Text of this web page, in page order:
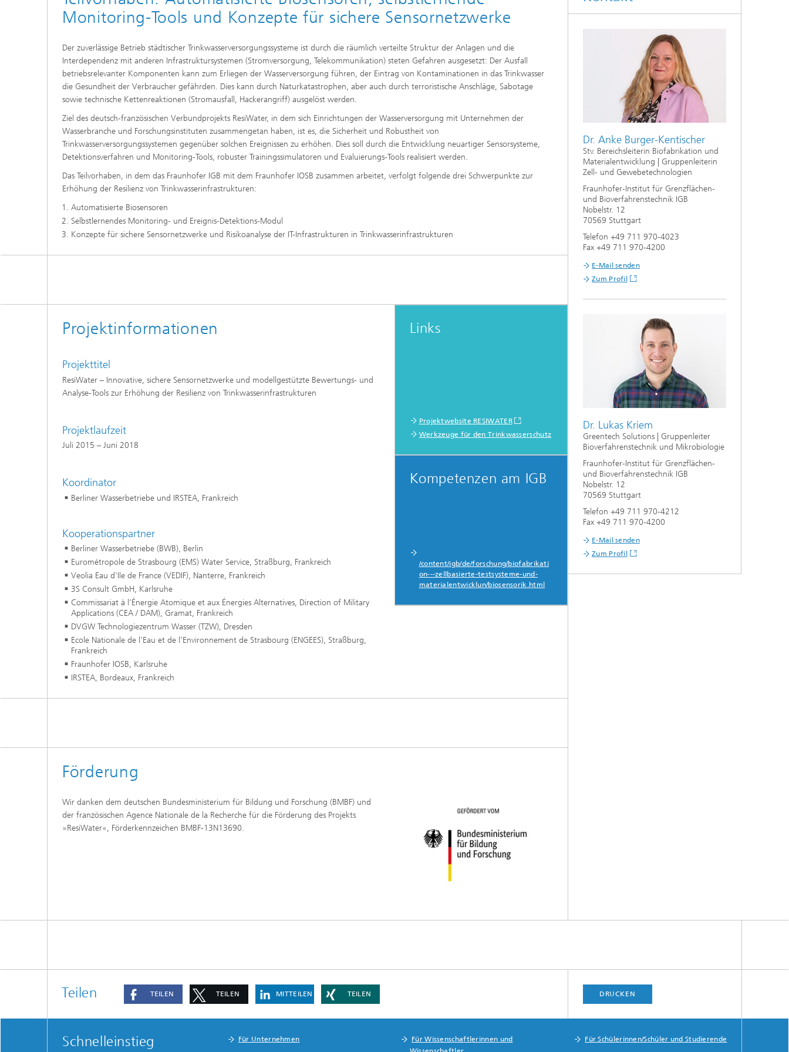
Beschichtungen und
Beschichtungstechnologien
Verfahren
Zellbasierte 2D-Assays für
Screening
Dreidimensionale (3D) Hautmodelle
als In-vitro-Testsysteme
Organoide und Sphäroide
Produktionszelllinien
Immunrezeptoren und
Trocknung mit überhitztem Dampf
Gewinnung von Biogas durch
Hochlastfaulung von Klärschlamm,
Gülle und organischen Reststoffen
Rückgewinnung von Nährstoffen aus
Reststoffströmen zur Herstellung
Biofilme und Hygiene
Biobasierte Polymere und Additive
Zukunftsmaterialien
Mikrobielle Katalyse
Industrielle Biotechnologie
Algenbiotechnologie
2
Weitere analytische Methoden
Monitoring-Tools und Konzepte für sichere Sensornetzwerke
Der zuverlässige Betrieb städtischer Trinkwasserversorgungssysteme ist durch die räumlich verteilte Struktur der Anlagen und die
Interdependenz mit anderen Infrastruktursystemen (Stromversorgung, Telekommunikation) steten Gefahren ausgesetzt: Der Ausfall
betriebsrelevanter Komponenten kann zum Erliegen der Wasserversorgung führen, der Eintrag von Kontaminationen in das Trinkwasser
die Gesundheit der Verbraucher gefährden. Dies kann durch Naturkatastrophen, aber auch durch terroristische Anschläge, Sabotage
sowie technische Kettenreaktionen (Stromausfall, Hackerangriff) ausgelöst werden.
Ziel des deutsch-französischen Verbundprojekts ResiWater, in dem sich Einrichtungen der Wasserversorgung mit Unternehmen der
Wasserbranche und Forschungsinstituten zusammengetan haben, ist es, die Sicherheit und Robustheit von
Trinkwasserversorgungssystemen gegenüber solchen Ereignissen zu erhöhen. Dies soll durch die Entwicklung neuartiger Sensorsysteme,
Detektionsverfahren und Monitoring-Tools, robuster Trainingssimulatoren und Evaluierungs-Tools realisiert werden.
Das Teilvorhaben, in dem das Fraunhofer IGB mit dem Fraunhofer IOSB zusammen arbeitet, verfolgt folgende drei Schwerpunkte zur
Erhöhung der Resilienz von Trinkwasserinfrastrukturen:
Automatisierte Biosensoren
Selbstlernendes Monitoring- und Ereignis-Detektions-Modul
Konzepte für sichere Sensornetzwerke und Risikoanalyse der IT-Infrastrukturen in Trinkwasserinfrastrukturen
Projektinformationen
Projekttitel
ResiWater – Innovative, sichere Sensornetzwerke und modellgestützte Bewertungs- und
Analyse-Tools zur Erhöhung der Resilienz von Trinkwasserinfrastrukturen
Projektlaufzeit
Juli 2015 – Juni 2018
Koordinator
Berliner Wasserbetriebe und IRSTEA, Frankreich
Kooperationspartner
Berliner Wasserbetriebe (BWB), Berlin
Eurométropole de Strasbourg (EMS) Water Service, Straßburg, Frankreich
Veolia Eau d'Ile de France (VEDIF), Nanterre, Frankreich
3S Consult GmbH, Karlsruhe
Commissariat à l’Énergie Atomique et aux Énergies Alternatives, Direction of Military
Applications (CEA / DAM), Gramat, Frankreich
DVGW Technologiezentrum Wasser (TZW), Dresden
Ecole Nationale de l’Eau et de l’Environnement de Strasbourg (ENGEES), Straßburg,
Frankreich
Fraunhofer IOSB, Karlsruhe
IRSTEA, Bordeaux, Frankreich
Links
Projektwebsite RESIWATER
Werkzeuge für den Trinkwasserschutz
Kompetenzen am IGB
/content/igb/de/forschung/biofabrikati
on---zellbasierte-testsysteme-und-
materialentwicklun/biosensorik.html
Förderung
Wir danken dem deutschen Bundesministerium für Bildung und Forschung (BMBF) und
der französischen Agence Nationale de la Recherche für die Förderung des Projekts
»ResiWater«, Förderkennzeichen BMBF-13N13690.
Dr. Anke Burger-Kentischer
Stv. Bereichsleiterin Biofabrikation und
Materialentwicklung | Gruppenleiterin
Zell- und Gewebetechnologien
Fraunhofer-Institut für Grenzflächen-
und Bioverfahrenstechnik IGB
Nobelstr. 12
70569 Stuttgart
Telefon +49 711 970-4023
Fax +49 711 970-4200
E-Mail senden
Zum Profil
Dr. Lukas Kriem
Greentech Solutions | Gruppenleiter
Bioverfahrenstechnik und Mikrobiologie
Fraunhofer-Institut für Grenzflächen-
und Bioverfahrenstechnik IGB
Nobelstr. 12
70569 Stuttgart
Telefon +49 711 970-4212
Fax +49 711 970-4200
E-Mail senden
Zum Profil
Teilen TEILEN TEILEN MITTEILEN TEILEN DRUCKEN
Schnelleinstieg Für Unternehmen
Für Wissenschaftlerinnen und
Für Schülerinnen/Schüler und Studierende